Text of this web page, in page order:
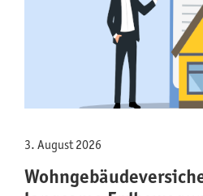
3. August 2026